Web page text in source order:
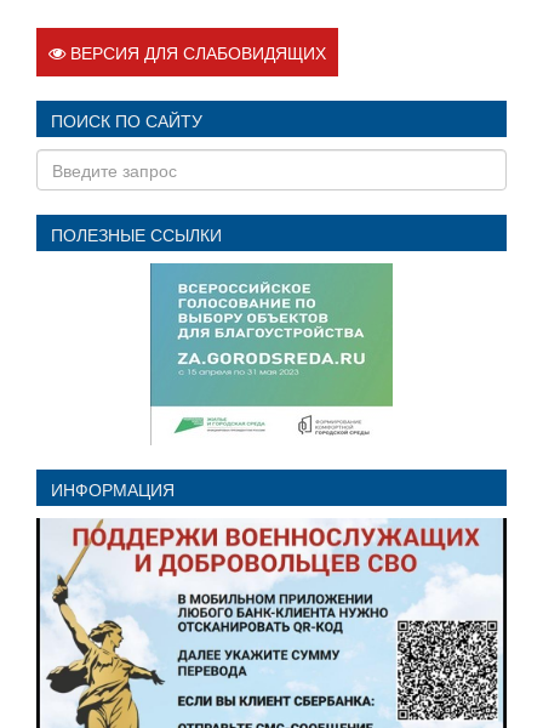
ВЕРСИЯ ДЛЯ СЛАБОВИДЯЩИХ
ПОИСК ПО САЙТУ
ПОЛЕЗНЫЕ ССЫЛКИ
ИНФОРМАЦИЯ